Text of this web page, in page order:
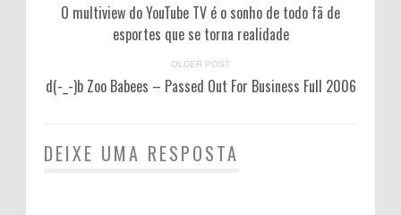
O multiview do YouTube TV é o sonho de todo fã de
esportes que se torna realidade
OLDER POST
d(-_-)b Zoo Babees – Passed Out For Business Full 2006
DEIXE UMA RESPOSTA